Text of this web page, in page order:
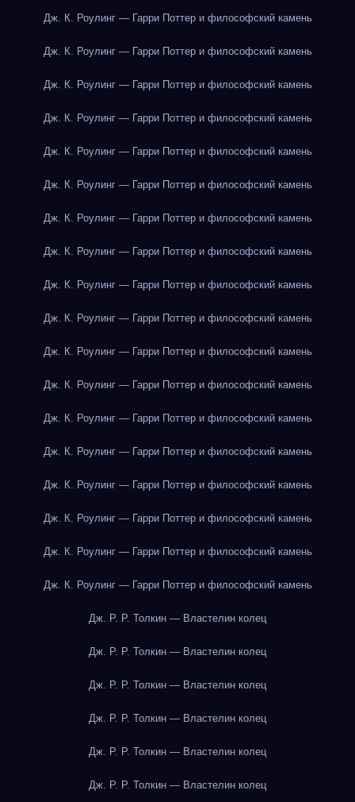
Дж. К. Роулинг — Гарри Поттер и философский камень
Дж. К. Роулинг — Гарри Поттер и философский камень
Дж. К. Роулинг — Гарри Поттер и философский камень
Дж. К. Роулинг — Гарри Поттер и философский камень
Дж. К. Роулинг — Гарри Поттер и философский камень
Дж. К. Роулинг — Гарри Поттер и философский камень
Дж. К. Роулинг — Гарри Поттер и философский камень
Дж. К. Роулинг — Гарри Поттер и философский камень
Дж. К. Роулинг — Гарри Поттер и философский камень
Дж. К. Роулинг — Гарри Поттер и философский камень
Дж. К. Роулинг — Гарри Поттер и философский камень
Дж. К. Роулинг — Гарри Поттер и философский камень
Дж. К. Роулинг — Гарри Поттер и философский камень
Дж. К. Роулинг — Гарри Поттер и философский камень
Дж. К. Роулинг — Гарри Поттер и философский камень
Дж. К. Роулинг — Гарри Поттер и философский камень
Дж. К. Роулинг — Гарри Поттер и философский камень
Дж. К. Роулинг — Гарри Поттер и философский камень
Дж. Р. Р. Толкин — Властелин колец
Дж. Р. Р. Толкин — Властелин колец
Дж. Р. Р. Толкин — Властелин колец
Дж. Р. Р. Толкин — Властелин колец
Дж. Р. Р. Толкин — Властелин колец
Дж. Р. Р. Толкин — Властелин колец